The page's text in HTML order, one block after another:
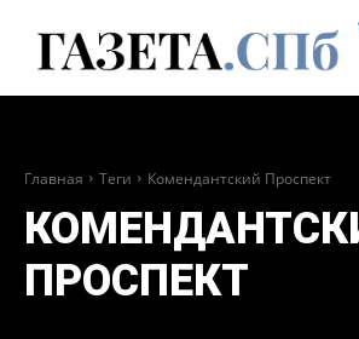
Главная Теги Комендантский Проспект
ПРОСПЕКТ